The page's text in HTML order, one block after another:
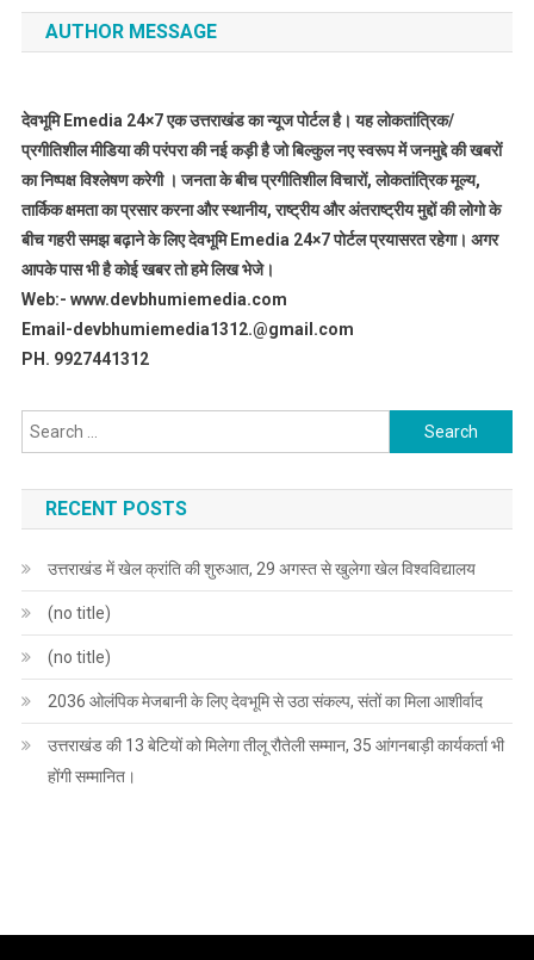
AUTHOR MESSAGE
देवभूमि Emedia 24×7 एक उत्तराखंड का न्यूज पोर्टल है। यह लोकतांत्रिक/
प्रगीतिशील मीडिया की परंपरा की नई कड़ी है जो बिल्कुल नए स्वरूप में जनमुद्दे की खबरों
का निष्पक्ष विश्लेषण करेगी । जनता के बीच प्रगीतिशील विचारों, लोकतांत्रिक मूल्य,
तार्किक क्षमता का प्रसार करना और स्थानीय, राष्ट्रीय और अंतराष्ट्रीय मुद्दों की लोगो के
बीच गहरी समझ बढ़ाने के लिए देवभूमि Emedia 24×7 पोर्टल प्रयासरत रहेगा। अगर
आपके पास भी है कोई खबर तो हमे लिख भेजे।
Web:- www.devbhumiemedia.com
Email-devbhumiemedia1312.@gmail.com
PH. 9927441312
Search
for:
RECENT POSTS
उत्तराखंड में खेल क्रांति की शुरुआत, 29 अगस्त से खुलेगा खेल विश्वविद्यालय
(no title)
(no title)
2036 ओलंपिक मेजबानी के लिए देवभूमि से उठा संकल्प, संतों का मिला आशीर्वाद
उत्तराखंड की 13 बेटियों को मिलेगा तीलू रौतेली सम्मान, 35 आंगनबाड़ी कार्यकर्ता भी
होंगी सम्मानित।